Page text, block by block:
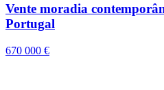
Vente moradia
Portugal
670 000 €